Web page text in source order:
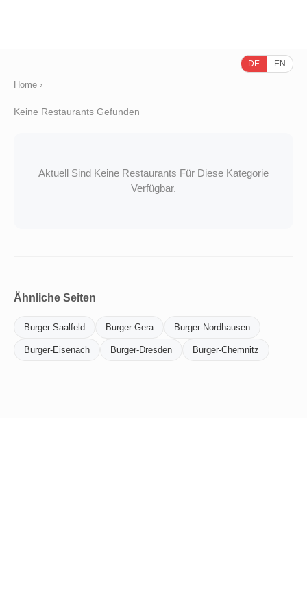
DE EN
Home ›
Keine Restaurants Gefunden
Aktuell Sind Keine Restaurants Für Diese Kategorie
Verfügbar.
Ähnliche Seiten
Burger-Saalfeld Burger-Gera Burger-Nordhausen
Burger-Eisenach Burger-Dresden Burger-Chemnitz